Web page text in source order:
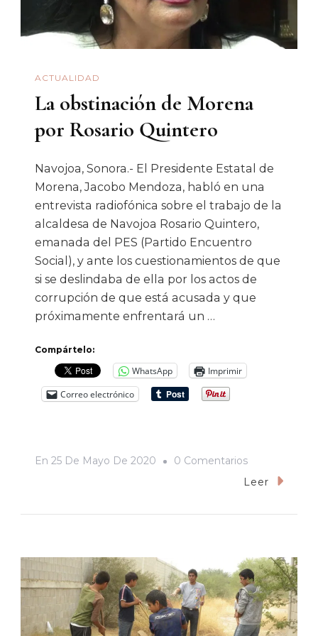
Quintero
ACTUALIDAD
La obstinación de Morena
por Rosario Quintero
Navojoa, Sonora.- El Presidente Estatal de
Morena, Jacobo Mendoza, habló en una
entrevista radiofónica sobre el trabajo de la
alcaldesa de Navojoa Rosario Quintero,
emanada del PES (Partido Encuentro
Social), y ante los cuestionamientos de que
si se deslindaba de ella por los actos de
corrupción de que está acusada y que
próximamente enfrentará un …
Compártelo:
WhatsApp
Imprimir
Correo electrónico
En 25 De Mayo De 2020 0 ComentariosEn
La
Por
Rosario
Quintero
Leer